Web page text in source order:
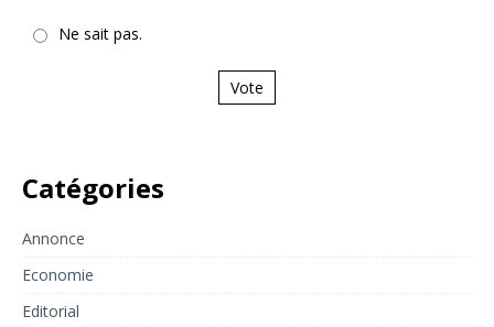
Ne sait pas.
Vote
Catégories
Annonce
Economie
Editorial